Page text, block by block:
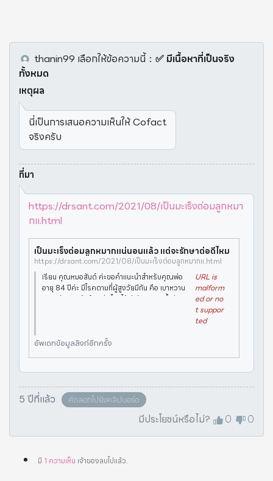
thanin99 เลือกให้ข้อความนี้： ✅ มีเนื้อหาที่เป็นจริง
ทั้งหมด
เหตุผล
นี่เป็นการเสนอความเห็นให้ Cofact
จริงครับ
ที่มา
https://drsant.com/2021/08/เป็นมะเร็งต่อมลูกหมา
กแ.html
เป็นมะเร็งต่อมลูกหมากแน่นอนแล้ว แต่จะรักษาต่อดีไหม
https://drsant.com/2021/08/เป็นมะเร็งต่อมลูกหมากแ.html
เรียน คุณหมอสันต์ ค่ะขอคำแนะนำสำหรับคุณพ่อ
อายุ 84 ปีค่ะ มีโรคตามที่ผู้สูงวัยมีกัน คือ เบาหวาน
ความดันสูง เก้าท์ ระวังไต ได้ผ่าตัดเอาถุงน้ำดีออ
URL is
malform
ed or no
t suppor
ted
อัพเดทข้อมูลลิงก์อีกครั้ง
5 ปีที่แล้ว คัดลอกไปยังคลิปบอร์ด
มีประโยชน์หรือไม่? 0 0
มี 1 ความเห็น เจ้าของลบไปแล้ว.